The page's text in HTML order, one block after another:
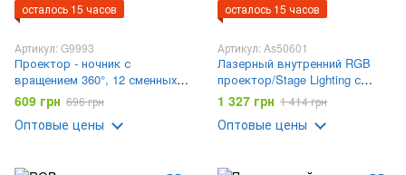
осталось 15 часов
Артикул: G9993
Проектор - ночник с
вращением 360°, 12 сменных
слайдов, LED настольная
лампа
609 грн 696 грн
Оптовые цены
осталось 15 часов
Артикул: As50601
Лазерный внутренний RGB
проектор/Stage Lighting с
пультом / Лазерная
установка-проектор
1 327 грн 1 414 грн
Оптовые цены